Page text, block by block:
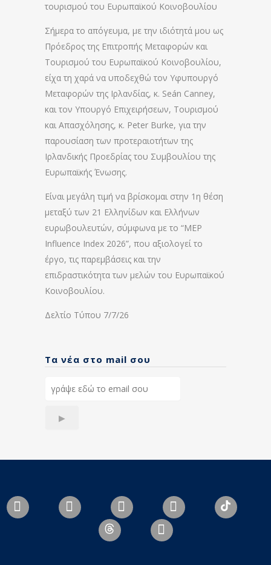
τουρισμού του Ευρωπαϊκού Κοινοβουλίου
Σήμερα το απόγευμα, με την ιδιότητά μου ως
Πρόεδρος της Επιτροπής Μεταφορών και
Τουρισμού του Ευρωπαϊκού Κοινοβουλίου,
είχα τη χαρά να υποδεχθώ τον Υφυπουργό
Μεταφορών της Ιρλανδίας, κ. Seán Canney,
και τον Υπουργό Επιχειρήσεων, Τουρισμού
και Απασχόλησης, κ. Peter Burke, για την
παρουσίαση των προτεραιοτήτων της
Ιρλανδικής Προεδρίας του Συμβουλίου της
Ευρωπαϊκής Ένωσης.
Είναι μεγάλη τιμή να βρίσκομαι στην 1η θέση
μεταξύ των 21 Ελληνίδων και Ελλήνων
ευρωβουλευτών, σύμφωνα με το “MEP
Influence Index 2026”, που αξιολογεί το
έργο, τις παρεμβάσεις και την
επιδραστικότητα των μελών του Ευρωπαϊκού
Κοινοβουλίου.
Δελτίο Τύπου 7/7/26
Τα νέα στο mail σου